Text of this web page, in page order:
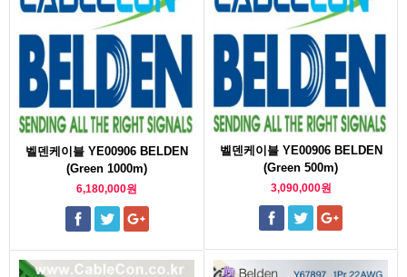
벨덴케이블 YE00906 BELDEN
(Green 1000m)
6,180,000원
벨덴케이블 YE00906 BELDEN
(Green 500m)
3,090,000원